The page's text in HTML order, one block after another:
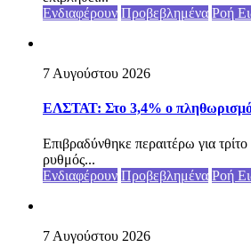
Ενδιαφέρουν Προβεβλημένα Ροή
7 Αυγούστου 2026
ΕΛΣΤΑΤ: Στο 3,4% ο
Επιβραδύνθηκε περαιτέρω για
ρυθμός...
Ενδιαφέρουν Προβεβλημένα Ροή
7 Αυγούστου 2026